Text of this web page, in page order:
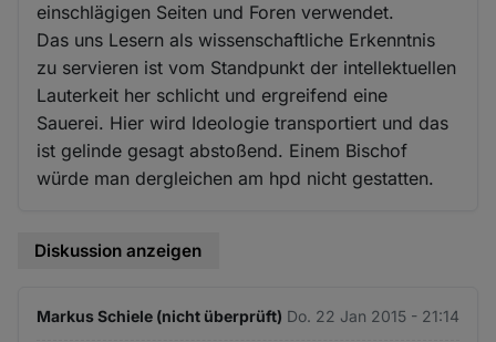
einschlägigen Seiten und Foren verwendet.
Das uns Lesern als wissenschaftliche Erkenntnis
zu servieren ist vom Standpunkt der intellektuellen
Lauterkeit her schlicht und ergreifend eine
Sauerei. Hier wird Ideologie transportiert und das
ist gelinde gesagt abstoßend. Einem Bischof
würde man dergleichen am hpd nicht gestatten.
Diskussion anzeigen
Markus Schiele (nicht überprüft) Do. 22 Jan 2015 - 21:14